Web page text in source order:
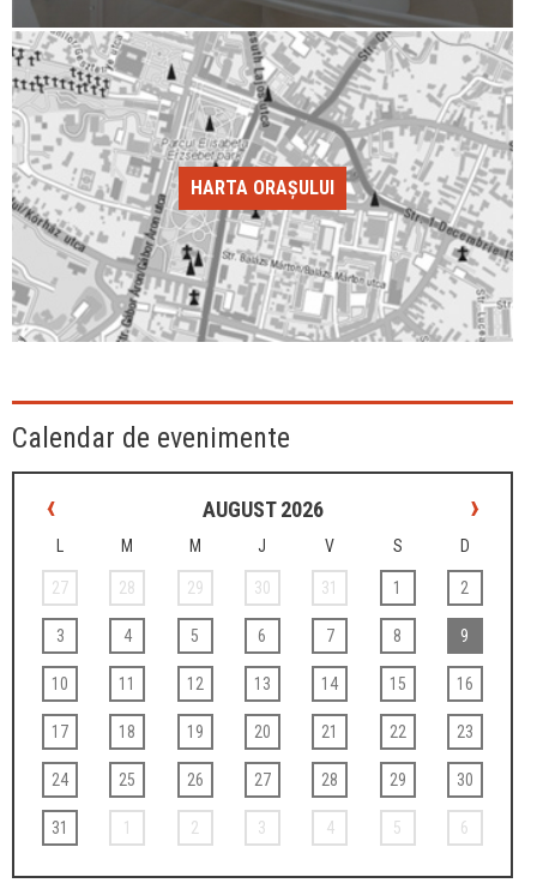
HARTA ORAȘULUI
Calendar de evenimente
‹ AUGUST 2026 ›
M M J V S D
27 28 29 30 31 1 2
3 4 5 6 7 8 9
10 11 12 13 14 15 16
17 18 19 20 21 22 23
24 25 26 27 28 29 30
31 1 2 3 4 5 6